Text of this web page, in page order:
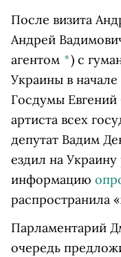
После визита
Андрей
агентом *) с
Украины в начале
Госдумы
артиста всех
депутат Вадим
ездил на Украину
информацию
распространила
Парламентарий
очередь